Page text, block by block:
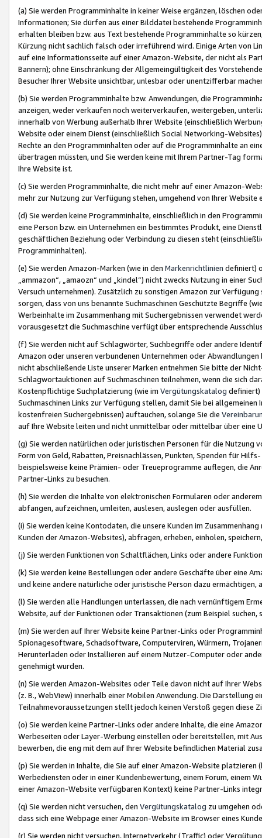
(a) Sie werden Programminhalte in keiner Weise ergänzen, löschen
Informationen; Sie dürfen aus einer Bilddatei bestehende
erhalten bleiben bzw. aus Text bestehende Programminhalte so
Kürzung nicht sachlich falsch oder irreführend wird. Einige Arten von
auf eine Informationsseite auf einer Amazon-Website, der nicht als
Bannern); ohne Einschränkung der Allgemeingültigkeit des
Besucher Ihrer Website unsichtbar, unlesbar oder unentzifferbar
(b) Sie werden Programminhalte bzw. Anwendungen, die
anzeigen, weder verkaufen noch weiterverkaufen, weitergeben,
innerhalb von Werbung außerhalb Ihrer Website (einschließlich
Website oder einem Dienst (einschließlich Social Networking-
Rechte an den Programminhalten oder auf die Programminhalte an
übertragen müssten, und Sie werden keine mit Ihrem Partner-Tag
Ihre Website ist.
(c) Sie werden Programminhalte, die nicht mehr auf einer Amazon-
mehr zur Nutzung zur Verfügung stehen, umgehend von Ihrer
(d) Sie werden keine Programminhalte, einschließlich in den
eine Person bzw. ein Unternehmen ein bestimmtes Produkt, eine
geschäftlichen Beziehung oder Verbindung zu diesen steht
Programminhalten).
(e) Sie werden Amazon-Marken (wie in den Markenrichtlinien definiert)
„ammazon“, „amaozn“ und „kindel“) nicht zwecks Nutzung in einer
Versuch unternehmen). Zusätzlich zu sonstigen Amazon zur
sorgen, dass von uns benannte Suchmaschinen Geschützte Begriffe
Werbeinhalte im Zusammenhang mit Suchergebnissen verwendet
vorausgesetzt die Suchmaschine verfügt über entsprechende
(f) Sie werden nicht auf Schlagwörter, Suchbegriffe oder andere
Amazon oder unseren verbundenen Unternehmen oder
nicht abschließende Liste unserer Marken entnehmen Sie bitte der
Schlagwortauktionen auf Suchmaschinen teilnehmen, wenn die sich
Kostenpflichtige Suchplatzierung (wie im Vergütungskatalog definiert)
Suchmaschinen Links zur Verfügung stellen, damit Sie bei
kostenfreien Suchergebnissen) auftauchen, solange Sie die
auf Ihre Website leiten und nicht unmittelbar oder mittelbar über eine
(g) Sie werden natürlichen oder juristischen Personen für die Nutzung
Form von Geld, Rabatten, Preisnachlässen, Punkten, Spenden für
beispielsweise keine Prämien- oder Treueprogramme auflegen, die
Partner-Links zu besuchen.
(h) Sie werden die Inhalte von elektronischen Formularen oder
abfangen, aufzeichnen, umleiten, auslesen, auslegen oder ausfüllen.
(i) Sie werden keine Kontodaten, die unsere Kunden im
Kunden der Amazon-Websites), abfragen, erheben, einholen,
(j) Sie werden Funktionen von Schaltflächen, Links oder andere
(k) Sie werden keine Bestellungen oder andere Geschäfte über eine
und keine andere natürliche oder juristische Person dazu
(l) Sie werden alle Handlungen unterlassen, die nach vernünftigem
Website, auf der Funktionen oder Transaktionen (zum Beispiel
(m) Sie werden auf Ihrer Website keine Partner-Links oder
Spionagesoftware, Schadsoftware, Computerviren, Würmern,
Herunterladen oder Installieren auf einem Nutzer-Computer oder
genehmigt wurden.
(n) Sie werden Amazon-Websites oder Teile davon nicht auf Ihrer
(z. B., WebView) innerhalb einer Mobilen Anwendung. Die Darstellung
Teilnahmevoraussetzungen stellt jedoch keinen Verstoß gegen diese
(o) Sie werden keine Partner-Links oder andere Inhalte, die eine
Werbeseiten oder Layer-Werbung einstellen oder bereitstellen, mit
bewerben, die eng mit dem auf Ihrer Website befindlichen Material
(p) Sie werden in Inhalte, die Sie auf einer Amazon-Website
Werbediensten oder in einer Kundenbewertung, einem Forum, einem
einer Amazon-Website verfügbaren Kontext) keine Partner-Links
(q) Sie werden nicht versuchen, den Vergütungskatalog zu umgehen
dass sich eine Webpage einer Amazon-Website im Browser eines
(r) Sie werden nicht versuchen, Internetverkehr (Traffic) oder